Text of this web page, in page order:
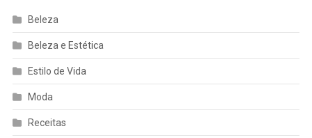
Beleza
Beleza e Estética
Estilo de Vida
Moda
Receitas